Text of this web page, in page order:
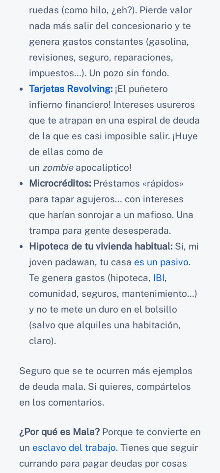
ruedas (como hilo, ¿eh?). Pierde valor
nada más salir del concesionario y te
genera gastos constantes (gasolina,
revisiones, seguro, reparaciones,
impuestos…). Un pozo sin fondo.
Tarjetas Revolving: ¡El puñetero
infierno financiero! Intereses usureros
que te atrapan en una espiral de deuda
de la que es casi imposible salir. ¡Huye
de ellas como de
un zombieapocalíptico!
Microcréditos: Préstamos «rápidos»
para tapar agujeros… con intereses
que harían sonrojar a un mafioso. Una
trampa para gente desesperada.
Hipoteca de tu vivienda habitual: Sí, mi
joven padawan, tu casa es un pasivo.
Te genera gastos (hipoteca, IBI,
comunidad, seguros, mantenimiento…)
y no te mete un duro en el bolsillo
(salvo que alquiles una habitación,
claro).
Seguro que se te ocurren más ejemplos
de deuda mala. Si quieres, compártelos
en los comentarios.
¿Por qué es Mala? Porque te convierte en
un esclavo del trabajo. Tienes que seguir
currando para pagar deudas por cosas